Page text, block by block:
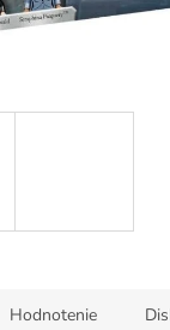
Hodnotenie